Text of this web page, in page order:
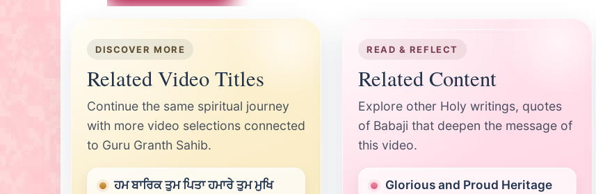
DISCOVER MORE
Related Video Titles
Continue the same spiritual journey
with more video selections connected
to Guru Granth Sahib.
ਹਮ ਬਾਰਿਕ ਤੁਮ ਪਿਤਾ ਹਮਾਰੇ ਤੁਮ ਮੁਖਿ
READ & REFLECT
Related Content
Explore other Holy writings, quotes
of Babaji that deepen the message of
this video.
Glorious and Proud Heritage